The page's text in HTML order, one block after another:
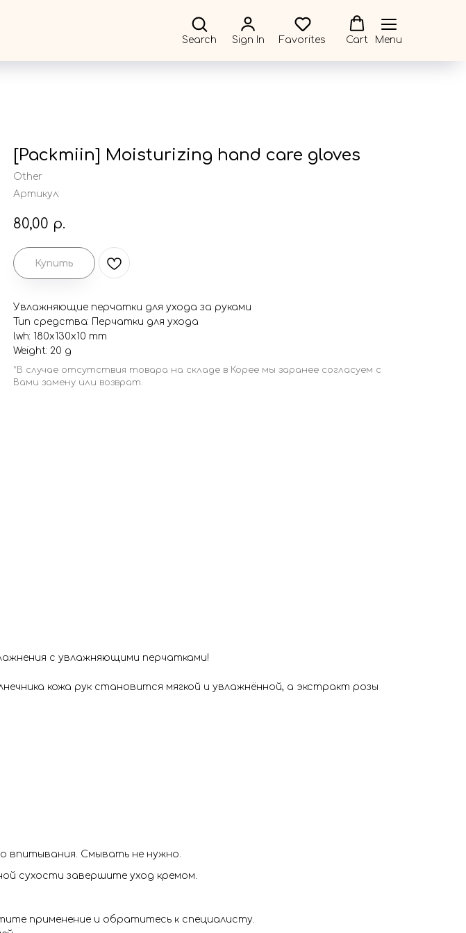
Search Sign In Favorites Cart Menu
[Packmiin] Moisturizing hand care gloves
Other
Артикул:
80,00 р.
Купить
Увлажняющие перчатки для ухода за руками
Тип средства: Перчатки для ухода
lwh: 180x130x10 mm
Weight: 20 g
с увлажняющими перчатками!
кожа рук становится мягкой и увлажнённой, а экстракт розы
впитывания. Смывать не нужно.
сухости завершите уход кремом.
применение и обратитесь к специалисту.